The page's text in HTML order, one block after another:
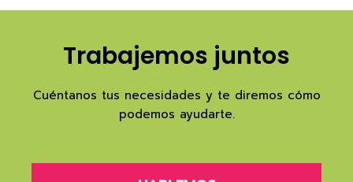
Trabajemos juntos
Cuéntanos tus necesidades y te diremos cómo
podemos ayudarte.